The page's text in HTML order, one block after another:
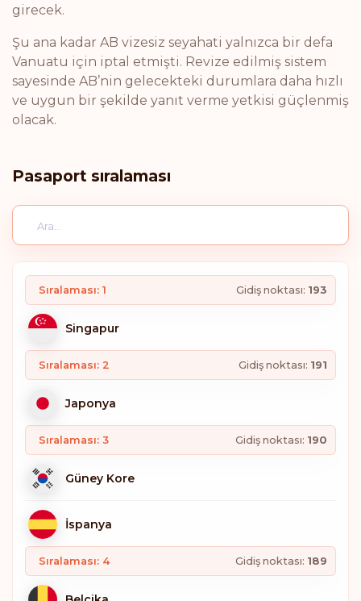
girecek.
Şu ana kadar AB vizesiz seyahati yalnızca bir defa
Vanuatu için iptal etmişti. Revize edilmiş sistem
sayesinde AB’nin gelecekteki durumlara daha hızlı
ve uygun bir şekilde yanıt verme yetkisi güçlenmiş
olacak.
Pasaport sıralaması
Sıralaması: 1 Gidiş noktası: 193
Singapur
Sıralaması: 2 Gidiş noktası: 191
Japonya
Sıralaması: 3 Gidiş noktası: 190
Güney Kore
İspanya
Sıralaması: 4 Gidiş noktası: 189